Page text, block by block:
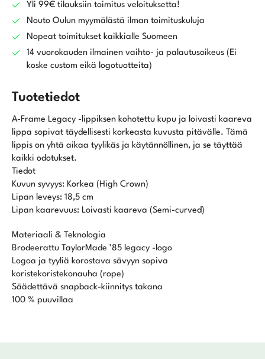
Yli 99€ tilauksiin toimitus veloituksetta!
Nouto Oulun myymälästä ilman toimituskuluja
Nopeat toimitukset kaikkialle Suomeen
14 vuorokauden ilmainen vaihto- ja palautusoikeus (Ei
koske custom eikä logotuotteita)
Tuotetiedot
A-Frame Legacy -lippiksen kohotettu kupu ja loivasti kaareva
lippa sopivat täydellisesti korkeasta kuvusta pitävälle. Tämä
lippis on yhtä aikaa tyylikäs ja käytännöllinen, ja se täyttää
kaikki odotukset.
Tiedot
Kuvun syvyys: Korkea (High Crown)
Lipan leveys: 18,5 cm
Lipan kaarevuus: Loivasti kaareva (Semi-curved)
Materiaali & Teknologia
Brodeerattu TaylorMade ’85 legacy -logo
Logoa ja tyyliä korostava sävyyn sopiva
koristekoristekonauha (rope)
Säädettävä snapback-kiinnitys takana
100 % puuvillaa